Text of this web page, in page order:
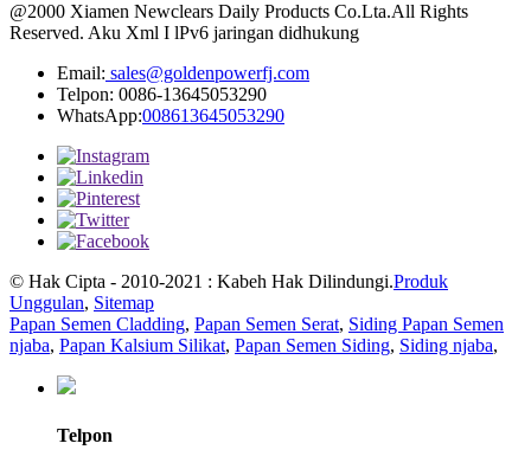
@2000 Xiamen Newclears Daily Products Co.Lta.All Rights
Reserved. Aku Xml I lPv6 jaringan didhukung
Email: sales@goldenpowerfj.com
Telpon: 0086-13645053290
WhatsApp:008613645053290
© Hak Cipta - 2010-2021 : Kabeh Hak Dilindungi.Produk
Unggulan, Sitemap
Papan Semen Cladding, Papan Semen Serat, Siding Papan Semen
njaba, Papan Kalsium Silikat, Papan Semen Siding, Siding njaba,
Telpon